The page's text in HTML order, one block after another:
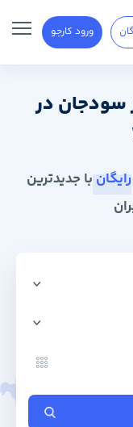
ورود کارجو
سودجان در
رایگان با جدیدترین